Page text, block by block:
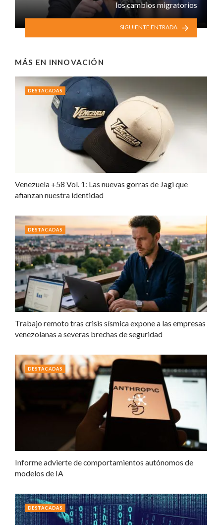
los cambios migratorios
SIGUIENTE ENTRADA
MÁS EN INNOVACIÓN
Venezuela +58 Vol. 1: Las nuevas gorras de Jagi que
afianzan nuestra identidad
DESTACADAS
Trabajo remoto tras crisis sísmica expone a las empresas
venezolanas a severas brechas de seguridad
DESTACADAS
Informe advierte de comportamientos autónomos de
modelos de IA
DESTACADAS
DESTACADAS